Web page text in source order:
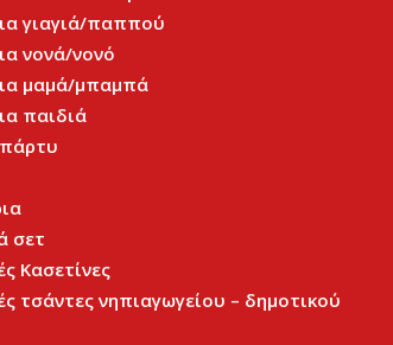
γιαγιά/παππού
νονά/νονό
μαμά/μπαμπά
παιδιά
σετ
Κασετίνες
τσάντες νηπιαγωγείου – δημοτικού